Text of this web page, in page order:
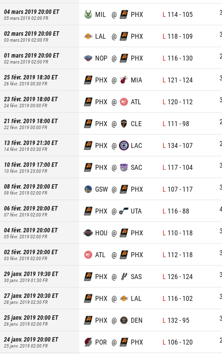
04 mars 2019 20:00ET
05 mars 2019 02:00FR MIL @ PHX L 114- 105
02 mars 2019 20:00ET
03 mars 2019 02:00FR LAL @ PHX L 118 - 109
01 mars 2019 20:00ET
02 mars 2019 02:00FR NOP @ PHX L 116- 130
25 févr. 2019 18:30ET
26 févr. 2019 00:30FR PHX @ MIA L 121 - 124
23 févr. 2019 18:00ET
24 févr. 2019 00:00FR PHX @ ATL L 120- 112
21 févr. 2019 18:00ET
22 févr. 2019 00:00FR PHX @ CLE L 111 -98
13 févr. 2019 21:30ET
14 févr. 2019 03:30FR PHX @ LAC L 134- 107
10 févr. 2019 17:00ET
10 févr. 2019 23:00FR PHX @ SAC L 117- 104
08 févr. 2019 20:00ET
09 févr. 2019 02:00FR GSW @ PHX L 107- 117
06 févr. 2019 20:00ET
07 févr. 2019 02:00FR PHX @ UTA L 116-88
04 févr. 2019 20:00ET
05 févr. 2019 02:00FR HOU @ PHX L 110- 118
02 févr. 2019 20:00ET
03 févr. 2019 02:00FR ATL @ PHX L 112 - 118
29 janv. 2019 19:30ET
30 janv. 2019 01:30FR PHX @ SAS L 126- 124
27 janv. 2019 20:30ET
28 janv. 2019 02:30FR PHX @ LAL L 116- 102
25 janv. 2019 20:00ET
26 janv. 2019 02:00FR PHX @ DEN L 132 -95
24 janv. 2019 20:00ET
25 janv. 2019 02:00FR POR @ PHX L 106- 120